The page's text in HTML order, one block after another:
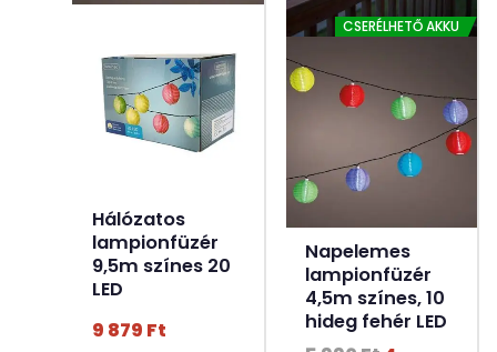
Hálózatos
lampionfüzér
9,5m színes 20
LED
9 879 Ft
CSERÉLHETŐ AKKU
Napelemes
lampionfüzér
4,5m színes, 10
hideg fehér LED